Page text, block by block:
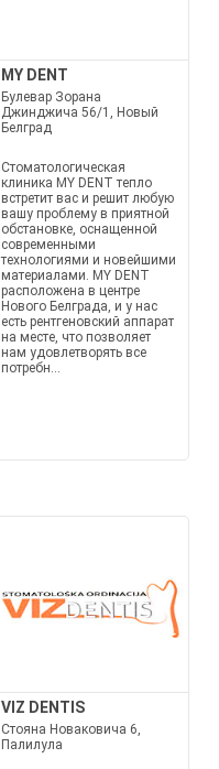
MY DENT
Булевар Зорана
Джинджича 56/1, Новый
Белград
Стоматологическая
клиника MY DENT тепло
встретит вас и решит любую
вашу проблему в приятной
обстановке, оснащенной
современными
технологиями и новейшими
материалами. MY DENT
расположена в центре
Нового Белграда, и у нас
есть рентгеновский аппарат
на месте, что позволяет
нам удовлетворять все
потребн...
VIZ DENTIS
Стояна Новаковича 6,
Палилула